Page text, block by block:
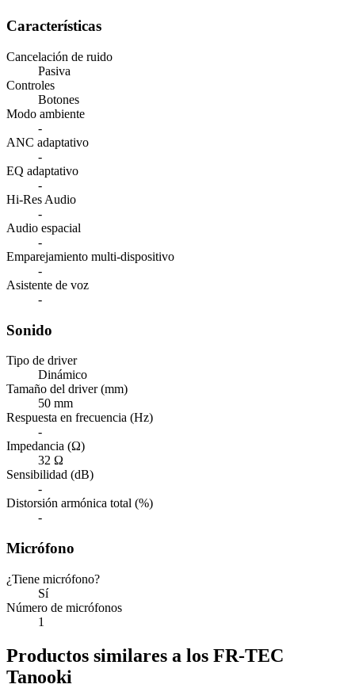
Características
Cancelación de ruido
Pasiva
Controles
Botones
Modo ambiente
-
ANC adaptativo
-
EQ adaptativo
-
Hi-Res Audio
-
Audio espacial
-
Emparejamiento multi-dispositivo
-
Asistente de voz
-
Sonido
Tipo de driver
Dinámico
Tamaño del driver (mm)
50 mm
Respuesta en frecuencia (Hz)
-
Impedancia (Ω)
32 Ω
Sensibilidad (dB)
-
Distorsión armónica total (%)
-
Micrófono
¿Tiene micrófono?
Sí
Número de micrófonos
1
Productos similares a los FR-TEC
Tanooki